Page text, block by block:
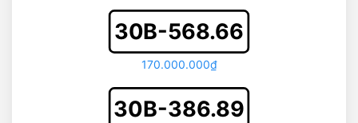
30B-568.66
170.000.000₫
30B-386.89